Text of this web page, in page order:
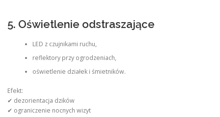
5. Oświetlenie odstraszające
LED z czujnikami ruchu,
reflektory przy ogrodzeniach,
oświetlenie działek i śmietników.
Efekt:
✔ dezorientacja dzików
✔ ograniczenie nocnych wizyt